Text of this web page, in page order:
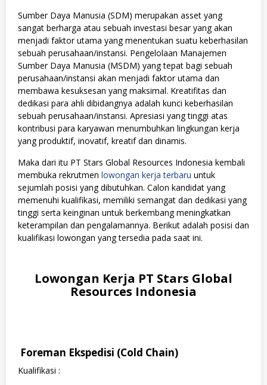
Sumber Daya Manusia (SDM) merupakan asset yang
sangat berharga atau sebuah investasi besar yang akan
menjadi faktor utama yang menentukan suatu keberhasilan
sebuah perusahaan/instansi. Pengelolaan Manajemen
Sumber Daya Manusia (MSDM) yang tepat bagi sebuah
perusahaan/instansi akan menjadi faktor utama dan
membawa kesuksesan yang maksimal. Kreatifitas dan
dedikasi para ahli dibidangnya adalah kunci keberhasilan
sebuah perusahaan/instansi. Apresiasi yang tinggi atas
kontribusi para karyawan menumbuhkan lingkungan kerja
yang produktif, inovatif, kreatif dan dinamis.
Maka dari itu PT Stars Global Resources Indonesia kembali
membuka rekrutmen lowongan kerja terbaru untuk
sejumlah posisi yang dibutuhkan. Calon kandidat yang
memenuhi kualifikasi, memiliki semangat dan dedikasi yang
tinggi serta keinginan untuk berkembang meningkatkan
keterampilan dan pengalamannya. Berikut adalah posisi dan
kualifikasi lowongan yang tersedia pada saat ini.
Lowongan Kerja PT Stars Global
Resources Indonesia
Foreman Ekspedisi (Cold Chain)
Kualifikasi :